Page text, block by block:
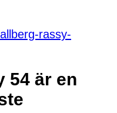
rassy-
54 är en